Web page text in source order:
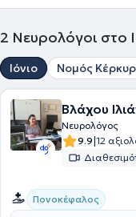
2 Νευρολόγοι στο
Ιόνιο Νομός
Βλάχου
Νευρολόγος
9.9|12
Πονοκέφαλος